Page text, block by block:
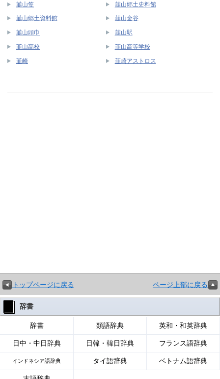
韮山笠 韮山郷土史料館
韮山郷土資料館 韮山金谷
韮山頭巾 韮山駅
韮山高校 韮山高等学校
韮崎 韮崎アストロス
トップページに戻る ページ上部に戻る
辞書
辞書 類語辞典 英和・和英辞典
日中・中日辞典 日韓・韓日辞典 フランス語辞典
インドネシア語辞典 タイ語辞典 ベトナム語辞典